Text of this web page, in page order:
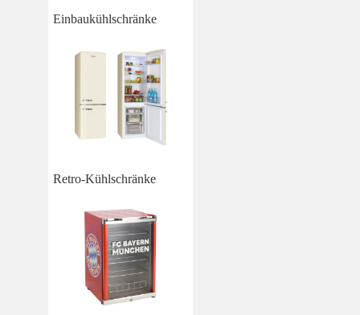
Einbaukühlschränke
Retro-Kühlschränke